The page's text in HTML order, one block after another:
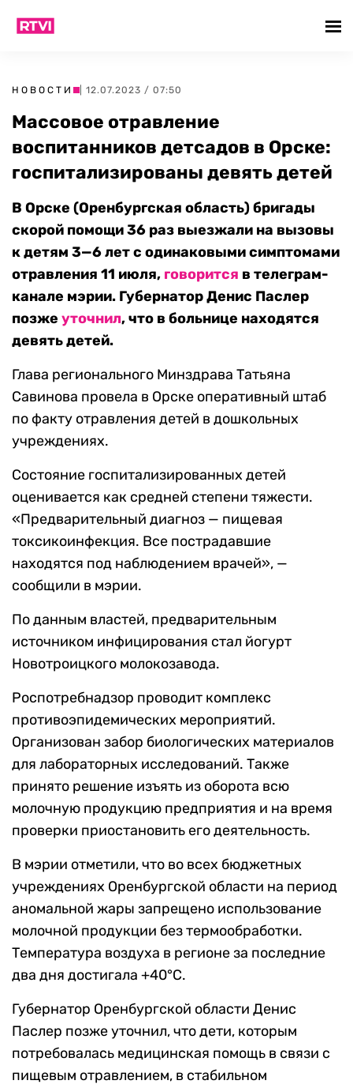
НОВОСТИ | 12.07.2023 / 07:50
Массовое отравление
воспитанников детсадов в Орске:
госпитализированы девять детей
В Орске (Оренбургская область) бригады
скорой помощи 36 раз выезжали на вызовы
к детям 3—6 лет с одинаковыми симптомами
отравления 11 июля, говорится в телеграм-
канале мэрии. Губернатор Денис Паслер
позже уточнил, что в больнице находятся
девять детей.
Глава регионального Минздрава Татьяна
Савинова провела в Орске оперативный штаб
по факту отравления детей в дошкольных
учреждениях.
Состояние госпитализированных детей
оценивается как средней степени тяжести.
«Предварительный диагноз — пищевая
токсикоинфекция. Все пострадавшие
находятся под наблюдением врачей», —
сообщили в мэрии.
По данным властей, предварительным
источником инфицирования стал йогурт
Новотроицкого молокозавода.
Роспотребнадзор проводит комплекс
противоэпидемических мероприятий.
Организован забор биологических материалов
для лабораторных исследований. Также
принято решение изъять из оборота всю
молочную продукцию предприятия и на время
проверки приостановить его деятельность.
В мэрии отметили, что во всех бюджетных
учреждениях Оренбургской области на период
аномальной жары запрещено использование
молочной продукции без термообработки.
Температура воздуха в регионе за последние
два дня достигала +40°C.
Губернатор Оренбургской области Денис
Паслер позже уточнил, что дети, которым
потребовалась медицинская помощь в связи с
пищевым отравлением, в стабильном